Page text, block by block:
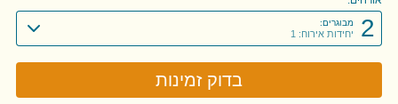
2 מבוגרים:
יחידות אירוח: 1